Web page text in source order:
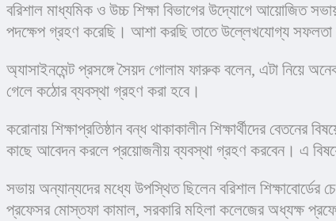
বরিশাল মাধ্যমিক ও উচ্চ শিক্ষা বিভাগের উদ্যোগে আয়োজিত
পদক্ষেপ গ্রহণ করেছি। আশা করছি তাতে উল্লেখযোগ্য
অ্যাসাইনমেন্ট প্রসঙ্গে সৈয়দ গোলাম ফারুক বলেন, এটা নিয়ে
গেলে কঠোর ব্যবস্থা গ্রহণ করা হবে।
করোনায় শিক্ষাপ্রতিষ্ঠান বন্ধ থাকাকালীন শিক্ষার্থীদের বেতনের
কাছে আবেদন করলে প্রয়োজনীয় ব্যবস্থা গ্রহণ করবেন। এ
সভায় অন্যান্যদের মধ্যে উপস্থিত ছিলেন বরিশাল
প্রফেসর মোস্তফা কামাল, সরকারি মহিলা কলেজের অধ্যক্ষ